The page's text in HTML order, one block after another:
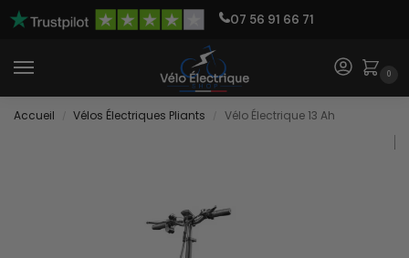
07 56 91 66 71
0
Accueil Vélos Électriques Pliants Vélo Électrique 13 Ah